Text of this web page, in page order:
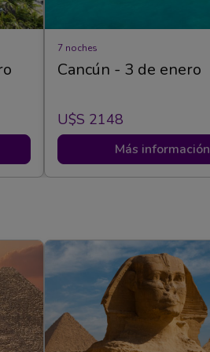
7 noches
Cancún - 3 de enero
U$s 2148
Más información